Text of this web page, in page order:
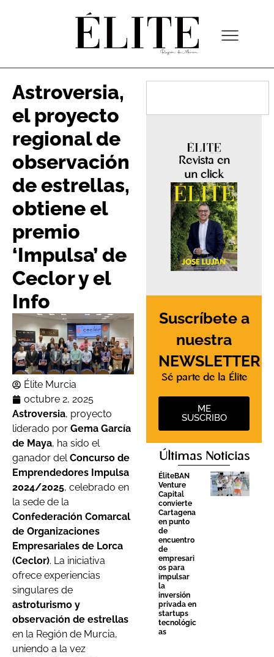
Astroversia,
el proyecto
regional de
observación
de estrellas,
obtiene el
premio
‘Impulsa’ de
Ceclor y el
Info
Élite Murcia
octubre 2, 2025
Astroversia, proyecto
liderado por Gema García
de Maya, ha sido el
ganador delConcurso de
Emprendedores Impulsa
2024/2025, celebrado en
la sede de la
Confederación Comarcal
de Organizaciones
Empresariales de Lorca
(Ceclor). La iniciativa
ofrece experiencias
singulares de
astroturismo y
observación de estrellas
en la Región de Murcia,
uniendo a la vez
Revista en
un click
Suscríbete a
nuestra
NEWSLETTER
Sé parte de la Élite
ME
SUSCRIBO
Últimas Noticias
ÉliteBAN
Venture
Capital
convierte
Cartagena
en punto
de
encuentro
de
empresari
os para
impulsar
la
inversión
privada en
startups
tecnológic
as